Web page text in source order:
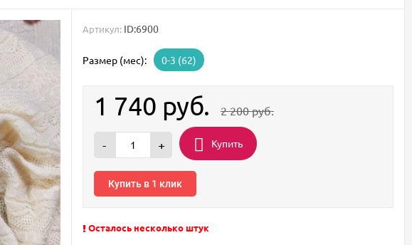
Артикул: ID:6900
Размер (мес): 0-3 (62)
1 740 руб. 2 200руб.
- + Купить
Купить в 1 клик
Осталось несколько штук